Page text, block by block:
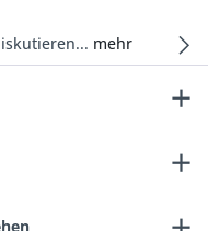
mehr